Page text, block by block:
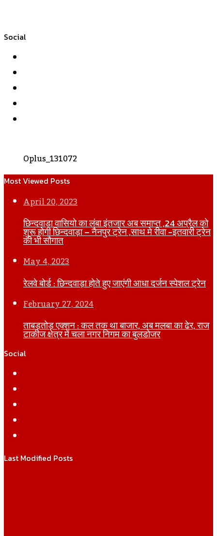
Social
Oplus_131072
Most Viewed Posts
April 20, 2023
छिन्दवाड़ा वासियो का लंबा इंतजार अब समाप्त ,24 अप्रैल को
शुरू होगी छिन्दवाड़ा – नैनपुर ट्रेन ,साथ मे रीवा -इतवारी ट्रेन
की भी सौगात
May 4, 2023
रेलवे बोर्ड : छिन्दवाड़ा होते हुए जाएंगी आधा दर्जन स्पेशल ट्रेन
February 27, 2024
ताबड़तोड़ एक्शन : कल तक था बाजार, अब मलबा का ढेर, राज
टाकीज क्षेत्र में चला नगर निगम का बुलडोजर
Social
Last Modified Posts